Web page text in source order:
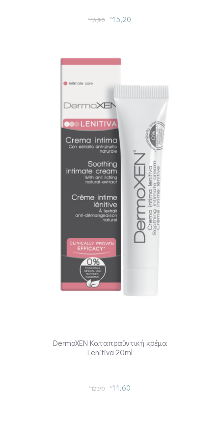
€16,90 €15,20
DermoXEN Καταπραϋντική κρέμα
Lenitiva 20ml
€12,90 €11,60